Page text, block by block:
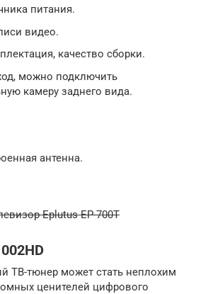
питания.
видео.
качество сборки.
можно подключить
камеру заднего вида.
антенна.
Eplutus EP-700T
ТВ-тюнер может стать неплохим
ценителей цифрового